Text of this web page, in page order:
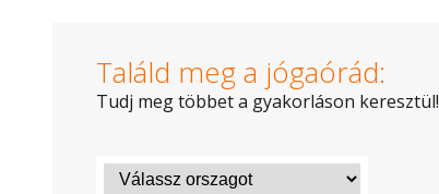
Találd meg a jógaórád:
Tudj meg többet a gyakorláson keresztül!